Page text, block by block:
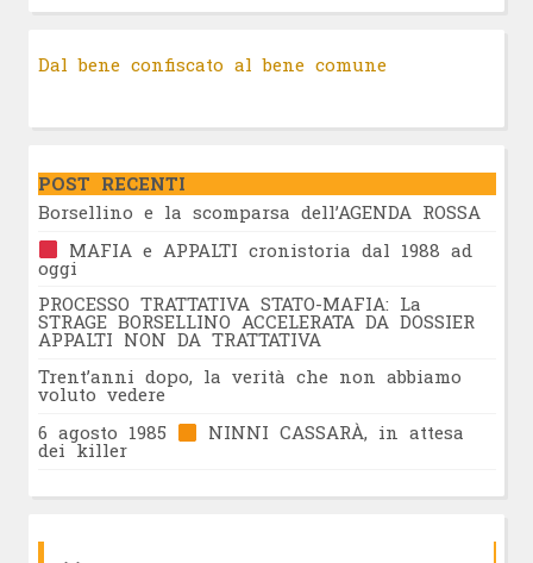
Dal bene confiscato al bene comune
POST RECENTI
Borsellino e la scomparsa dell’AGENDA ROSSA
MAFIA e APPALTI cronistoria dal 1988 ad
oggi
PROCESSO TRATTATIVA STATO-MAFIA: La
STRAGE BORSELLINO ACCELERATA DA DOSSIER
APPALTI NON DA TRATTATIVA
Trent’anni dopo, la verità che non abbiamo
voluto vedere
6 agosto 1985
NINNI CASSARÀ, in attesa
dei killer